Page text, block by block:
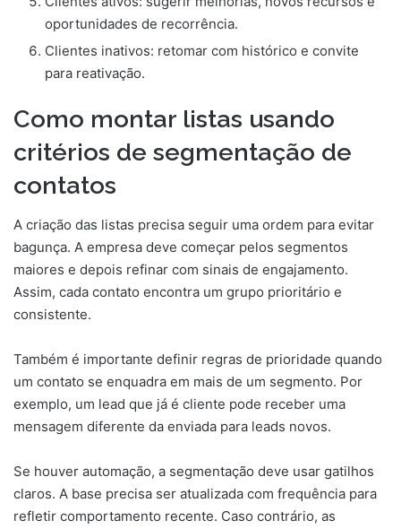
oportunidades de recorrência.
Clientes inativos: retomar com histórico e convite
para reativação.
Como montar listas usando
critérios de segmentação de
contatos
A criação das listas precisa seguir uma ordem para evitar
bagunça. A empresa deve começar pelos segmentos
maiores e depois refinar com sinais de engajamento.
Assim, cada contato encontra um grupo prioritário e
consistente.
Também é importante definir regras de prioridade quando
um contato se enquadra em mais de um segmento. Por
exemplo, um lead que já é cliente pode receber uma
mensagem diferente da enviada para leads novos.
Se houver automação, a segmentação deve usar gatilhos
claros. A base precisa ser atualizada com frequência para
refletir comportamento recente. Caso contrário, as